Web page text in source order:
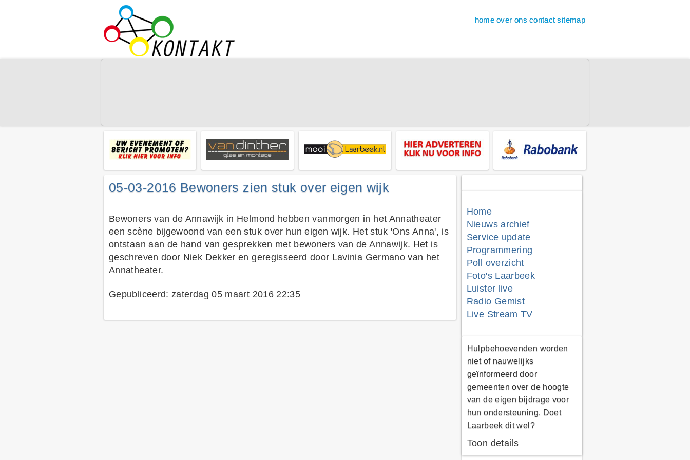
home over ons contact sitemap
05-03-2016 Bewoners zien stuk over eigen wijk
Bewoners van de Annawijk in Helmond hebben vanmorgen in het Annatheater
een scène bijgewoond van een stuk over hun eigen wijk. Het stuk 'Ons Anna', is
ontstaan aan de hand van gesprekken met bewoners van de Annawijk. Het is
geschreven door Niek Dekker en geregisseerd door Lavinia Germano van het
Annatheater.
Gepubliceerd: zaterdag 05 maart 2016 22:35
Home
Nieuws archief
Service update
Programmering
Poll overzicht
Foto's Laarbeek
Luister live
Radio Gemist
Live Stream TV
Hulpbehoevenden worden
niet of nauwelijks
geïnformeerd door
gemeenten over de hoogte
van de eigen bijdrage voor
hun ondersteuning. Doet
Laarbeek dit wel?
Toon details